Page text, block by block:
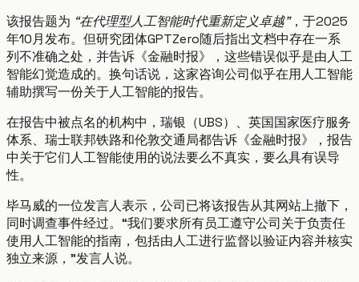
该报告题为 “在代理型人工智能时代重新定义卓越”，于2025
年10月发布。但研究团体GPTZero随后指出文档中存在一系
列不准确之处，并告诉《金融时报》，这些错误似乎是由人工
智能幻觉造成的。换句话说，这家咨询公司似乎在用人工智能
辅助撰写一份关于人工智能的报告。
在报告中被点名的机构中，瑞银（UBS）、英国国家医疗服务
体系、瑞士联邦铁路和伦敦交通局都告诉《金融时报》，报告
中关于它们人工智能使用的说法要么不真实，要么具有误导
性。
毕马威的一位发言人表示，公司已将该报告从其网站上撤下，
同时调查事件经过。“我们要求所有员工遵守公司关于负责任
使用人工智能的指南，包括由人工进行监督以验证内容并核实
独立来源，”发言人说。